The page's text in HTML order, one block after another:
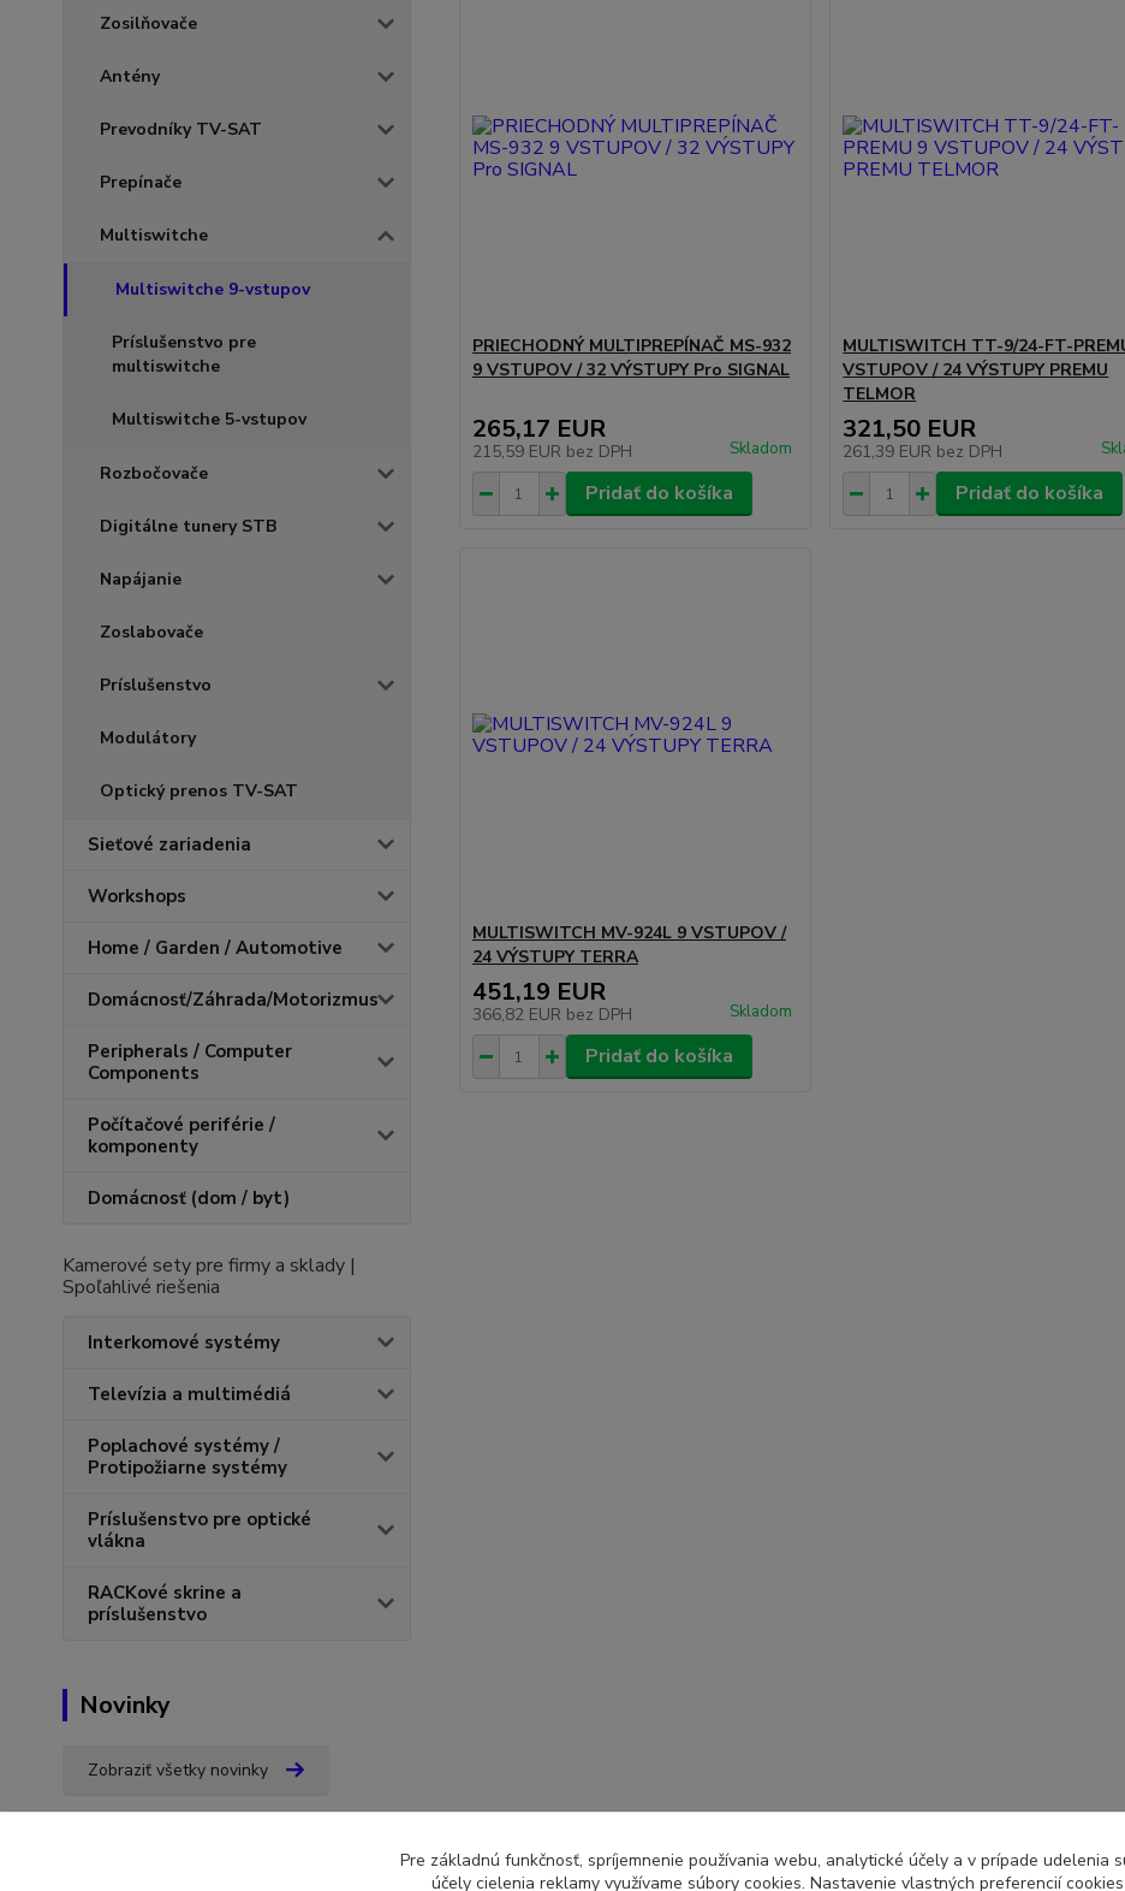
Zosilňovače
Antény
Prevodníky TV-SAT
Prepínače
Multiswitche
Multiswitche 9-vstupov
Príslušenstvo pre
multiswitche
Multiswitche 5-vstupov
Rozbočovače
Digitálne tunery STB
Napájanie
Zoslabovače
Príslušenstvo
Modulátory
Optický prenos TV-SAT
Sieťové zariadenia
Workshops
Home / Garden / Automotive
Domácnosť/Záhrada/Motorizmus
Peripherals / Computer
Components
Počítačové periférie /
komponenty
Domácnosť (dom / byt)
Kamerové sety pre firmy a sklady |
Spoľahlivé riešenia
Interkomové systémy
Televízia a multimédiá
Poplachové systémy /
Protipožiarne systémy
Príslušenstvo pre optické
vlákna
RACKové skrine a
príslušenstvo
Novinky
Zobraziť všetky novinky
PRIECHODNÝ MULTIPREPÍNAČ MS-932
9 VSTUPOV / 32 VÝSTUPY Pro SIGNAL
265,17 EUR
215,59 EUR bez DPH Skladom
Pridať do košíka
MULTISWITCH TT-9/24-FT-
VSTUPOV / 24 VÝSTUPY PREMU
TELMOR
321,50 EUR
261,39 EUR bez DPH
Pridať do košíka
MULTISWITCH MV-924L 9 VSTUPOV /
24 VÝSTUPY TERRA
451,19 EUR
366,82 EUR bez DPH Skladom
Pridať do košíka
Pre základnú funkčnosť, spríjemnenie používania webu, analytické účely a v prípade udelenia
účely cielenia reklamy využívame súbory cookies. Nastavenie vlastných preferencií